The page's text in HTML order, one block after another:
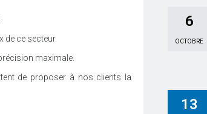
de ce secteur.
maximale.
de proposer à nos clients la
6
OCTOBRE
13